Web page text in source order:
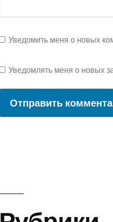
Уведомить меня о новых
Уведомлять меня о новых